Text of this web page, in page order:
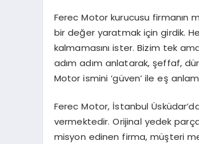
Ferec Motor kurucusu firmanın
bir değer yaratmak için girdik.
kalmamasını ister. Bizim tek
adım adım anlatarak, şeffaf,
Motor ismini ‘güven’ ile eş
Ferec Motor, İstanbul
vermektedir. Orijinal yedek parça
misyon edinen firma, müşteri